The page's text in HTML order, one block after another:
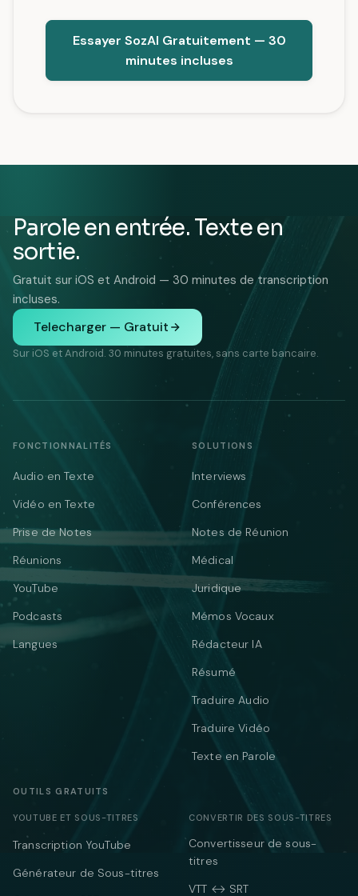
Essayer SozAI Gratuitement — 30
minutes incluses
Parole en entrée. Texte en
sortie.
Gratuit sur iOS et Android — 30 minutes de transcription
incluses.
Telecharger — Gratuit
Sur iOS et Android. 30 minutes gratuites, sans carte bancaire.
FONCTIONNALITÉS
Audio en Texte
Vidéo en Texte
Prise de Notes
Réunions
YouTube
Podcasts
Langues
SOLUTIONS
Interviews
Conférences
Notes de Réunion
Médical
Juridique
Mémos Vocaux
Rédacteur IA
Résumé
Traduire Audio
Traduire Vidéo
Texte en Parole
OUTILS GRATUITS
YOUTUBE ET SOUS-TITRES
Transcription YouTube
Générateur de Sous-titres
CONVERTIR DES SOUS-TITRES
Convertisseur de sous-
titres
VTT ↔ SRT